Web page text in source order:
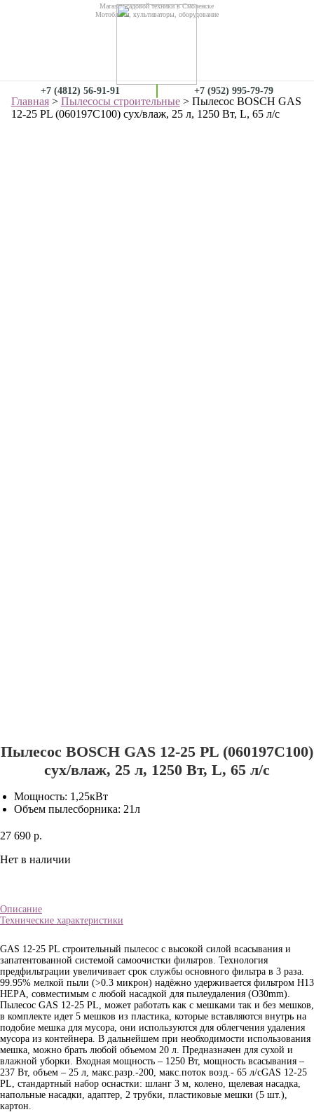
Магазин садовой техники в Смоленске
Мотоблоки, культиваторы, оборудование
+7 (4812) 56-91-91 +7 (952) 995-79-79
Главная> Пылесосы строительные> Пылесос BOSCH GAS
12-25 PL (060197C100) сух/влаж, 25 л, 1250 Вт, L, 65 л/с
Пылесос BOSCH GAS 12-25 PL (060197C100)
сух/влаж, 25 л, 1250 Вт, L, 65 л/с
Мощность: 1,25кВт
Объем пылесборника: 21л
27 690 р.
Нет в наличии
Описание
Технические характеристики
GAS 12-25 PL строительный пылесос с высокой силой всасывания и
запатентованной системой самоочистки фильтров. Технология
предфильтрации увеличивает срок службы основного фильтра в 3 раза.
99.95% мелкой пыли (>0.3 микрон) надёжно удерживается фильтром H13
HEPА, совместимым с любой насадкой для пылеудаления (O30mm).
Пылесос GAS 12-25 PL, может работать как с мешками так и без мешков,
в комплекте идет 5 мешков из пластика, которые вставляются внутрь на
подобие мешка для мусора, они используются для облегчения удаления
мусора из контейнера. В дальнейшем при необходимости использования
мешка, можно брать любой объемом 20 л. Предназначен для сухой и
влажной уборки. Входная мощность – 1250 Вт, мощность всасывания –
237 Вт, объем – 25 л, макс.разр.-200, макс.поток возд.- 65 л/сGAS 12-25
PL, стандартный набор оснастки: шланг 3 м, колено, щелевая насадка,
напольные насадки, адаптер, 2 трубки, пластиковые мешки (5 шт.),
картон.